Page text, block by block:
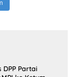
Partai